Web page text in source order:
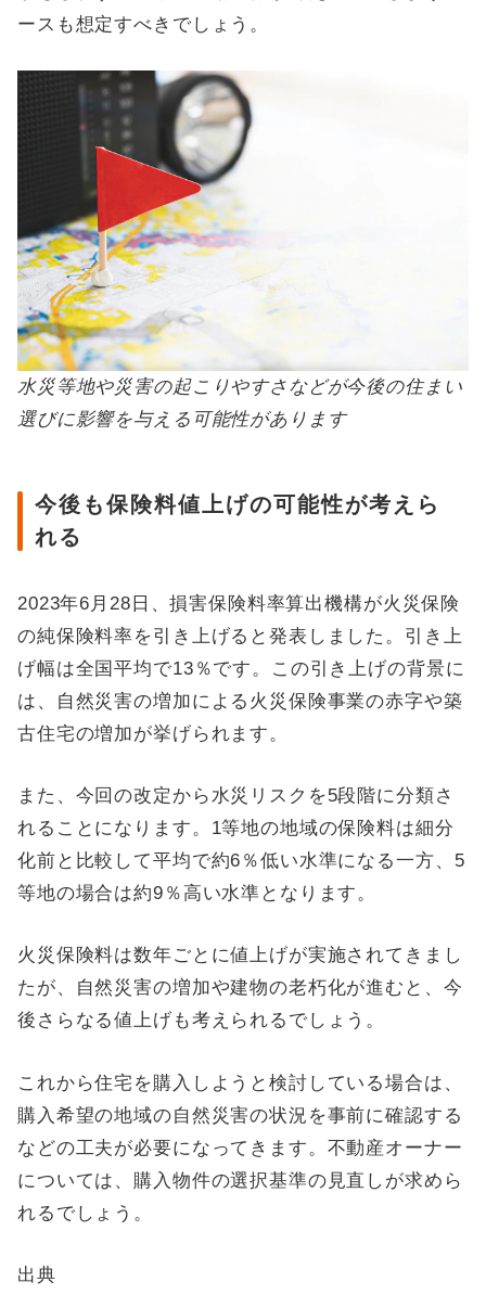
ースも想定すべきでしょう。
水災等地や災害の起こりやすさなどが今後の住まい
選びに影響を与える可能性があります
今後も保険料値上げの可能性が考えら
れる
2023年6月28日、損害保険料率算出機構が火災保険
の純保険料率を引き上げると発表しました。引き上
げ幅は全国平均で13％です。この引き上げの背景に
は、自然災害の増加による火災保険事業の赤字や築
古住宅の増加が挙げられます。
また、今回の改定から水災リスクを5段階に分類さ
れることになります。1等地の地域の保険料は細分
化前と比較して平均で約6％低い水準になる一方、5
等地の場合は約9％高い水準となります。
火災保険料は数年ごとに値上げが実施されてきまし
たが、自然災害の増加や建物の老朽化が進むと、今
後さらなる値上げも考えられるでしょう。
これから住宅を購入しようと検討している場合は、
購入希望の地域の自然災害の状況を事前に確認する
などの工夫が必要になってきます。不動産オーナー
については、購入物件の選択基準の見直しが求めら
れるでしょう。
出典